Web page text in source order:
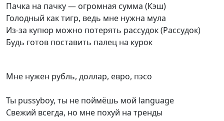
Пачка на пачку — огромная сумма (Кэш)
Голодный как тигр, ведь мне нужна мула
Из-за купюр можно потерять рассудок (Рассудок)
Будь готов поставить палец на курок
Мне нужен рубль, доллар, евро, пэсо
Ты pussyboy, ты не поймёшь мой language
Свежий всегда, но мне похуй на тренды